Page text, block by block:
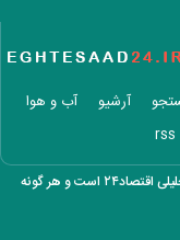
آرشیو
آب و هوا
rss
کلیه حقوق این وب سایت متعلق به وب سایت خبری و تحلیلی اقتصاد۲۴ است و هر گونه